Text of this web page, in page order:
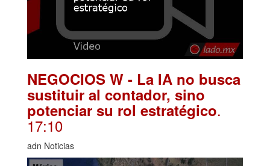
NEGOCIOS W - La IA no busca
sustituir al contador, sino
potenciar su rol estratégico.
17:10
adn Noticias